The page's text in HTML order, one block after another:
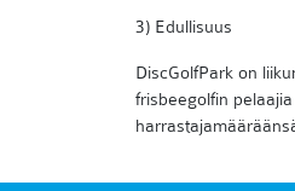
3) Edullisuus
DiscGolfPark on
frisbeegolfin